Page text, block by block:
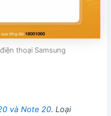
thoại Samsung
và Note 20. Loại